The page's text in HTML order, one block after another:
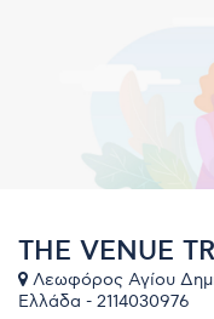
THE VENUE
Λεωφόρος Αγίου
Ελλάδα - 2114030976